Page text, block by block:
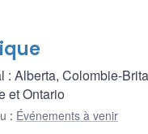
: Alberta, Colombie-
et Ontario
: Événements à venir